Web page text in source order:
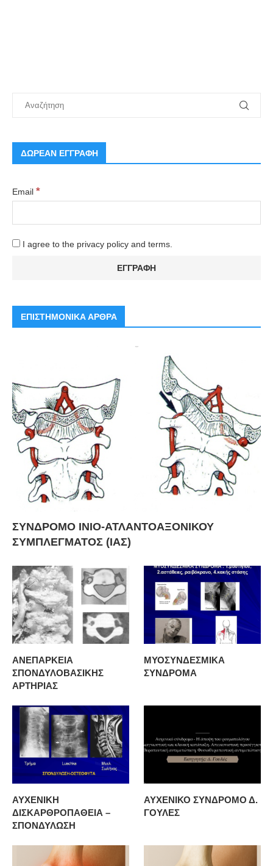
ΔΩΡΕΑΝ ΕΓΓΡΑΦΗ
Email *
I agree to the privacy policy and terms.
ΕΠΙΣΤΗΜΟΝΙΚΑ ΑΡΘΡΑ
ΣΥΝΔΡΟΜΟ ΙΝΙΟ-ΑΤΛΑΝΤΟΑΞΟΝΙΚΟΥ
ΣΥΜΠΛΕΓΜΑΤΟΣ (ΙΑΣ)
ΑΝΕΠΑΡΚΕΙΑ
ΣΠΟΝΔΥΛΟΒΑΣΙΚΗΣ
ΑΡΤΗΡΙΑΣ
ΜΥΟΣΥΝΔΕΣΜΙΚΑ
ΣΥΝΔΡΟΜΑ
ΑΥΧΕΝΙΚΗ
ΔΙΣΚΑΡΘΡΟΠΑΘΕΙΑ –
ΣΠΟΝΔΥΛΩΣΗ
ΑΥΧΕΝΙΚΟ ΣΥΝΔΡΟΜΟ Δ.
ΓΟΥΛΕΣ